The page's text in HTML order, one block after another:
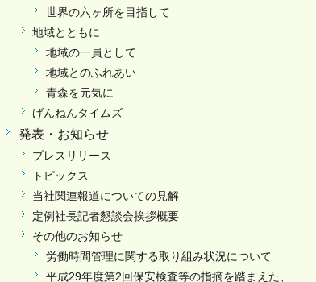
世界の六ヶ所を目指して
地域とともに
地域の一員として
地域とのふれあい
青森を元気に
げんねんタイムズ
発表・お知らせ
プレスリリース
トピックス
当社関連報道についての見解
定例社長記者懇談会挨拶概要
その他のお知らせ
労働時間管理に関する取り組み状況について
平成29年度第2回保安検査等の指摘を踏まえた、